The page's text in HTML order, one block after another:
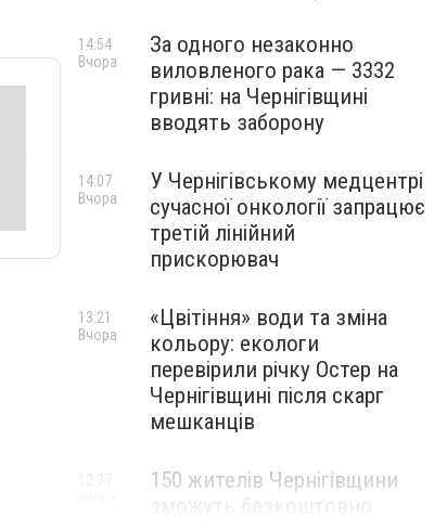
За одного незаконно
виловленого рака — 3332
гривні: на Чернігівщині
вводять заборону
14:54
Вчора
У Чернігівському медцентрі
сучасної онкології запрацює
третій лінійний
прискорювач
14:07
Вчора
«Цвітіння» води та зміна
кольору: екологи
перевірили річку Остер на
Чернігівщині після скарг
мешканців
13:21
Вчора
150 жителів Чернігівщини
зможуть безкоштовно